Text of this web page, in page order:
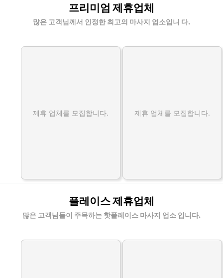
프리미엄 제휴업체
많은 고객님께서 인정한 최고의 마사지 업소입니 다.
제휴 업체를 모집합니다. 제휴 업체를 모집합니다.
플레이스 제휴업체
많은 고객님들이 주목하는 핫플레이스 마사지 업소 입니다.